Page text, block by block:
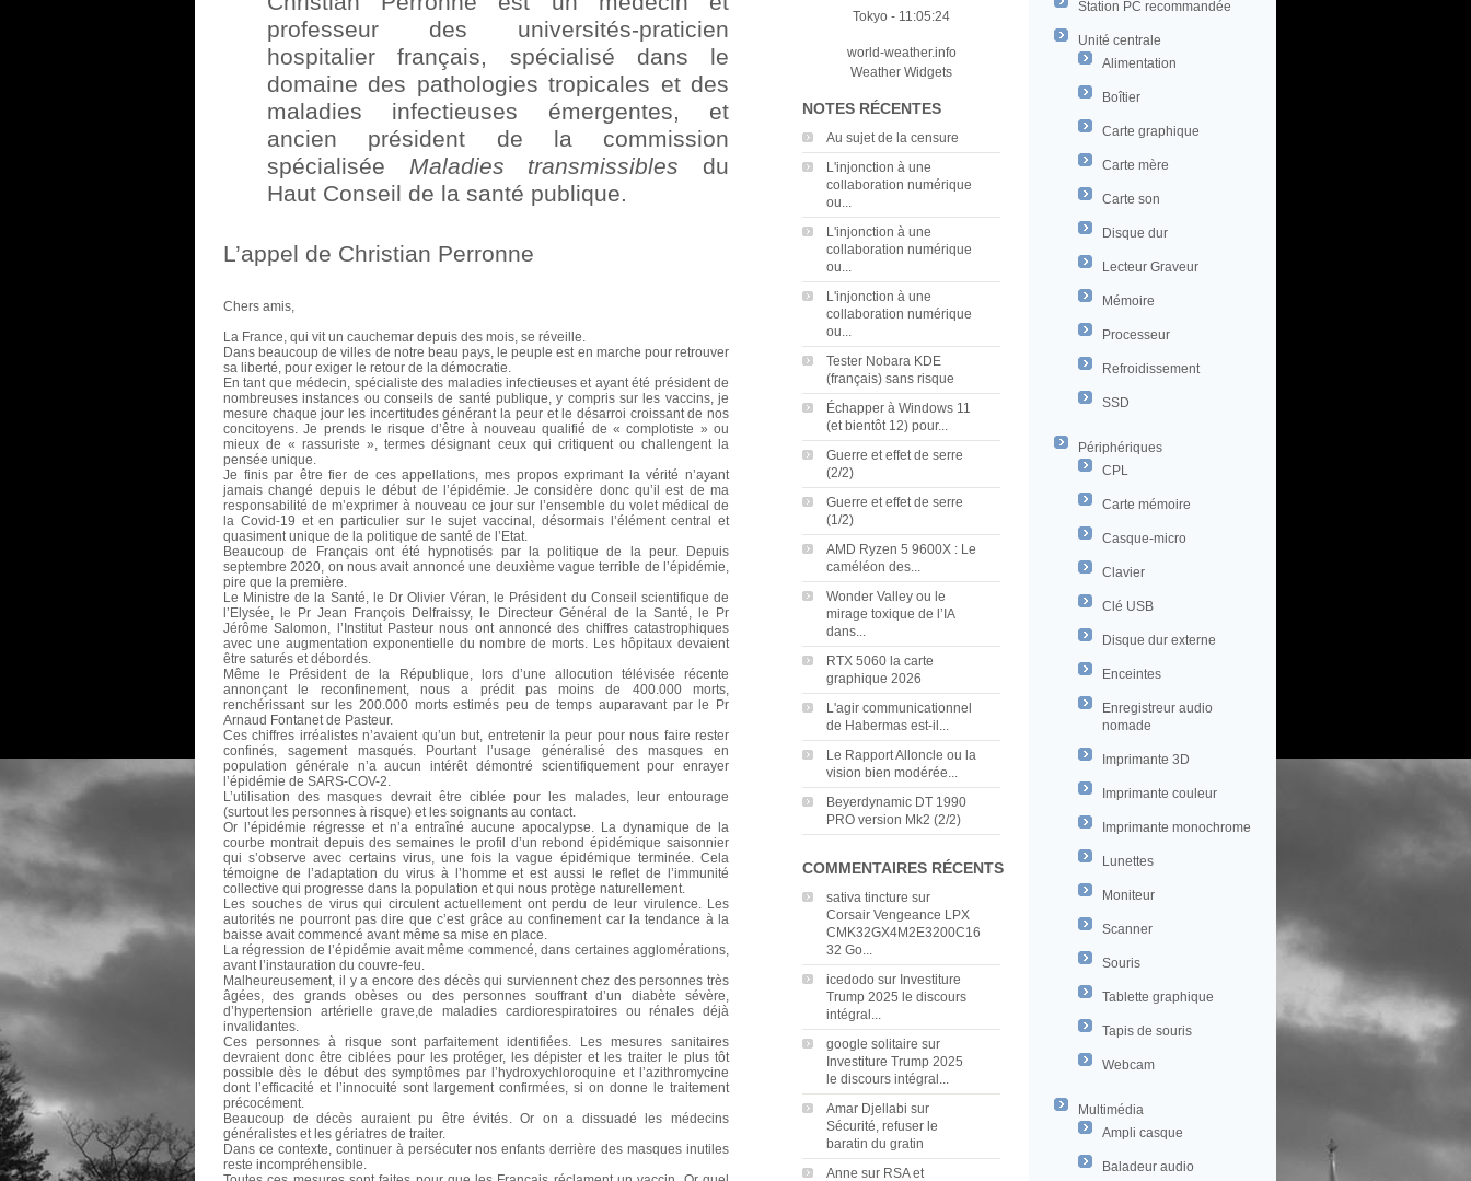
Station PC recommandée
Unité centrale
Alimentation
Boîtier
Carte graphique
Carte mère
Carte son
Disque dur
Lecteur Graveur
Mémoire
Processeur
Refroidissement
SSD
Périphériques
CPL
Carte mémoire
Casque-micro
Clavier
Clé USB
Disque dur externe
Enceintes
Enregistreur audio
nomade
Imprimante 3D
Imprimante couleur
Imprimante monochrome
Lunettes
Moniteur
Scanner
Souris
Tablette graphique
Tapis de souris
Webcam
Multimédia
Ampli casque
Baladeur audio
Tokyo - 11:05:26
world-weather.info
Weather Widgets
NOTES RÉCENTES
Au sujet de la censure
L'injonction à une
collaboration numérique
ou...
L'injonction à une
collaboration numérique
ou...
L'injonction à une
collaboration numérique
ou...
Tester Nobara KDE
(français) sans risque
Échapper à Windows 11
(et bientôt 12) pour...
Guerre et effet de serre
(2/2)
Guerre et effet de serre
(1/2)
AMD Ryzen 5 9600X : Le
caméléon des...
Wonder Valley ou le
mirage toxique de l’IA
dans...
RTX 5060 la carte
graphique 2026
L'agir communicationnel
de Habermas est-il...
Le Rapport Alloncle ou la
vision bien modérée...
Beyerdynamic DT 1990
PRO version Mk2 (2/2)
COMMENTAIRES RÉCENTS
sativa tincture sur
Corsair Vengeance LPX
CMK32GX4M2E3200C16
32 Go...
icedodo sur Investiture
Trump 2025 le discours
intégral...
google solitaire sur
Investiture Trump 2025
le discours intégral...
Amar Djellabi sur
Sécurité, refuser le
baratin du gratin
Anne sur RSA et
professeur des universités-praticien
hospitalier français, spécialisé dans le
domaine des pathologies tropicales et des
maladies infectieuses émergentes, et
ancien président de la commission
spécialisée Maladies transmissibles du
Haut Conseil de la santé publique.
L’appel de Christian Perronne
Chers amis,
La France, qui vit un cauchemar depuis des mois, se réveille.
Dans beaucoup de villes de notre beau pays, le peuple est en marche pour retrouver
sa liberté, pour exiger le retour de la démocratie.
En tant que médecin, spécialiste des maladies infectieuses et ayant été président de
nombreuses instances ou conseils de santé publique, y compris sur les vaccins, je
mesure chaque jour les incertitudes générant la peur et le désarroi croissant de nos
concitoyens. Je prends le risque d’être à nouveau qualifié de « complotiste » ou
mieux de « rassuriste », termes désignant ceux qui critiquent ou challengent la
pensée unique.
Je finis par être fier de ces appellations, mes propos exprimant la vérité n’ayant
jamais changé depuis le début de l’épidémie. Je considère donc qu’il est de ma
responsabilité de m’exprimer à nouveau ce jour sur l’ensemble du volet médical de
la Covid-19 et en particulier sur le sujet vaccinal, désormais l’élément central et
quasiment unique de la politique de santé de l’Etat.
Beaucoup de Français ont été hypnotisés par la politique de la peur. Depuis
septembre 2020, on nous avait annoncé une deuxième vague terrible de l’épidémie,
pire que la première.
Le Ministre de la Santé, le Dr Olivier Véran, le Président du Conseil scientifique de
l’Elysée, le Pr Jean François Delfraissy, le Directeur Général de la Santé, le Pr
Jérôme Salomon, l’Institut Pasteur nous ont annoncé des chiffres catastrophiques
avec une augmentation exponentielle du nombre de morts. Les hôpitaux devaient
être saturés et débordés.
Même le Président de la République, lors d’une allocution télévisée récente
annonçant le reconfinement, nous a prédit pas moins de 400.000 morts,
renchérissant sur les 200.000 morts estimés peu de temps auparavant par le Pr
Arnaud Fontanet de Pasteur.
Ces chiffres irréalistes n’avaient qu’un but, entretenir la peur pour nous faire rester
confinés, sagement masqués. Pourtant l’usage généralisé des masques en
population générale n’a aucun intérêt démontré scientifiquement pour enrayer
l’épidémie de SARS-COV-2.
L’utilisation des masques devrait être ciblée pour les malades, leur entourage
(surtout les personnes à risque) et les soignants au contact.
Or l’épidémie régresse et n’a entraîné aucune apocalypse. La dynamique de la
courbe montrait depuis des semaines le profil d’un rebond épidémique saisonnier
qui s’observe avec certains virus, une fois la vague épidémique terminée. Cela
témoigne de l’adaptation du virus à l’homme et est aussi le reflet de l’immunité
collective qui progresse dans la population et qui nous protège naturellement.
Les souches de virus qui circulent actuellement ont perdu de leur virulence. Les
autorités ne pourront pas dire que c’est grâce au confinement car la tendance à la
baisse avait commencé avant même sa mise en place.
La régression de l’épidémie avait même commencé, dans certaines agglomérations,
avant l’instauration du couvre-feu.
Malheureusement, il y a encore des décès qui surviennent chez des personnes très
âgées, des grands obèses ou des personnes souffrant d’un diabète sévère,
d’hypertension artérielle grave,de maladies cardiorespiratoires ou rénales déjà
invalidantes.
Ces personnes à risque sont parfaitement identifiées. Les mesures sanitaires
devraient donc être ciblées pour les protéger, les dépister et les traiter le plus tôt
possible dès le début des symptômes par l’hydroxychloroquine et l’azithromycine
dont l’efficacité et l’innocuité sont largement confirmées, si on donne le traitement
précocément.
Beaucoup de décès auraient pu être évités. Or on a dissuadé les médecins
généralistes et les gériatres de traiter.
Dans ce contexte, continuer à persécuter nos enfants derrière des masques inutiles
reste incompréhensible.